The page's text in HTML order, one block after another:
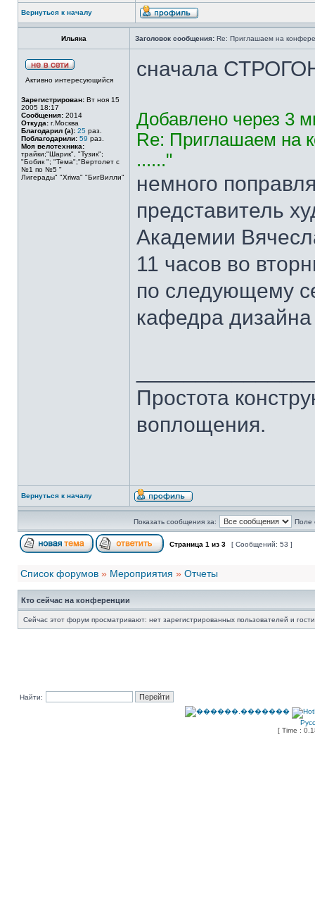
Вернуться к началу
Ильяка Заголовок сообщения: Re: Приглашаем на
Активно интересующийся
Зарегистрирован: Вт ноя 15
2005 18:17
Сообщения: 2014
Откуда: г.Москва
Благодарил (а): 25 раз.
Поблагодарили: 59 раз.
Моя велотехника:
трайки;"Шарик", "Тузик";
"Бобик "; "Тема";"Вертолет с
№1 по №5 "
Лигерады" "Хriwa" "БигВилли"
сначала
Добавлено через 3
Re: Приглашаем на
......"
немного
представитель
Академии
11 часов во
по следующему
кафедра
Простота
воплощения.
Вернуться к началу
Показать сообщения за: Поле
Страница 1 из 3 [ Сообщений: 53 ]
Список форумов » Мероприятия » Отчеты
Кто сейчас на конференции
Сейчас этот форум просматривают: нет зарегистрированных пользователей и
Найти:
[ Time :